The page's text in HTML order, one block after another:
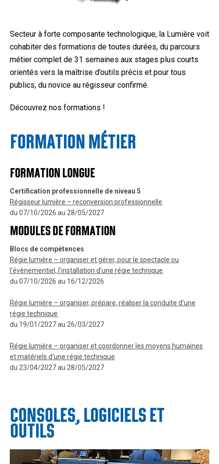
Secteur à forte composante technologique, la Lumière voit
cohabiter des formations de toutes durées, du parcours
métier complet de 31 semaines aux stages plus courts
orientés vers la maîtrise d’outils précis et pour tous
publics, du novice au régisseur confirmé.
Découvrez nos formations !
FORMATION MÉTIER
FORMATION LONGUE
Certification professionnelle de niveau 5
Régisseur lumière – reconversion professionnelle
du 07/10/2026 au 28/05/2027
MODULES DE FORMATION
Blocs de compétences
Régie lumière – organiser et gérer, pour le spectacle ou
l’évènementiel, l’installation d’une régie technique
du 07/10/2026 au 16/12/2026
Régie lumière – organiser, prépare, réaliser la conduite d’une
régie technique
du 19/01/2027 au 26/03/2027
Régie lumière – organiser et coordonner les moyens humaines
et matériels d’une régie technique
du 23/04/2027 au 28/05/2027
CONSOLES, LOGICIELS ET
OUTILS